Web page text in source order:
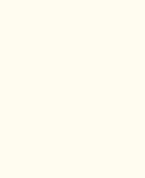
に手元に届きました。
いました